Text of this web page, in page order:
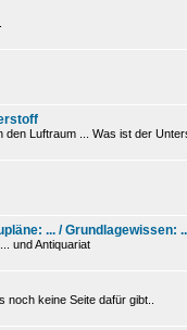
Luftraum ... Was ist der
... / Grundlagewissen:
und Antiquariat
noch keine Seite dafür gibt..